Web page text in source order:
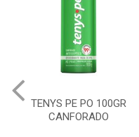
TENYS PE PO 100GR
CANFORADO